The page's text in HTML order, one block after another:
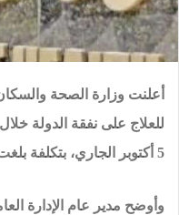
5 أكتوبر الجاري، بتكلفة بلغت 325 مليون و924 ألف جنيه .
وأوضح مدير عام الإدارة